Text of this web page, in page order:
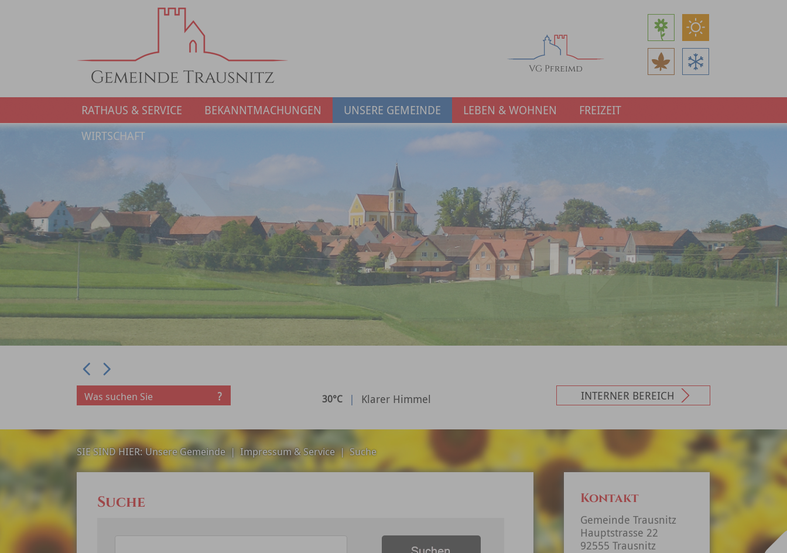
RATHAUS & SERVICE BEKANNTMACHUNGEN UNSERE GEMEINDE LEBEN & WOHNEN
FREIZEIT
WIRTSCHAFT
Prev
30°C | Klarer Himmel INTERNER BEREICH
SIE SIND HIER:Unsere Gemeinde | Impressum & Service |Suche
Suche Kontakt
Gemeinde Trausnitz
Hauptstrasse 22
92555 Trausnitz